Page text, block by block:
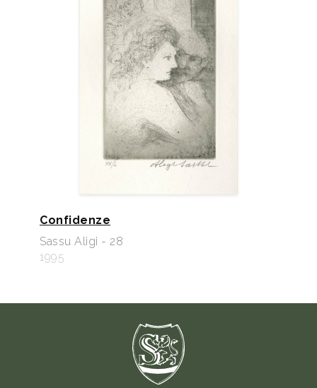
Confidenze
Sassu Aligi - 28
1995